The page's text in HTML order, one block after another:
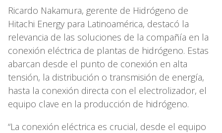
Ricardo Nakamura, gerente de Hidrógeno de
Hitachi Energy para Latinoamérica, destacó la
relevancia de las soluciones de la compañía en la
conexión eléctrica de plantas de hidrógeno. Estas
abarcan desde el punto de conexión en alta
tensión, la distribución o transmisión de energía,
hasta la conexión directa con el electrolizador, el
equipo clave en la producción de hidrógeno.
“La conexión eléctrica es crucial, desde el equipo